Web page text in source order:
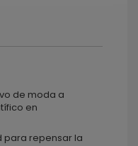
de moda a
en
para repensar la